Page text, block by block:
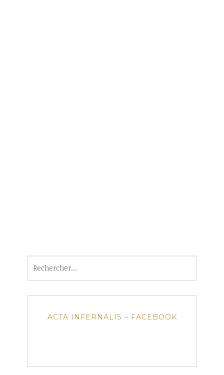
ACTA INFERNALIS – FACEBOOK